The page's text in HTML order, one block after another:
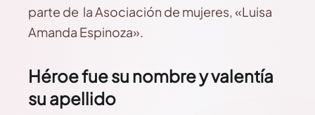
parte de la Asociación de mujeres, «Luisa
Amanda Espinoza».
Héroe fue su nombre y valentía
su apellido